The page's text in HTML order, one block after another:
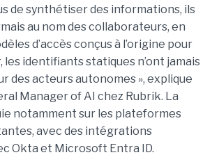
de synthétiser des informations, ils
au nom des collaborateurs, en
d’accès conçus à l’origine pour
les identifiants statiques n’ont jamais
des acteurs autonomes », explique
Manager of AI chez Rubrik. La
notamment sur les plateformes
avec des intégrations
Okta et Microsoft Entra ID.